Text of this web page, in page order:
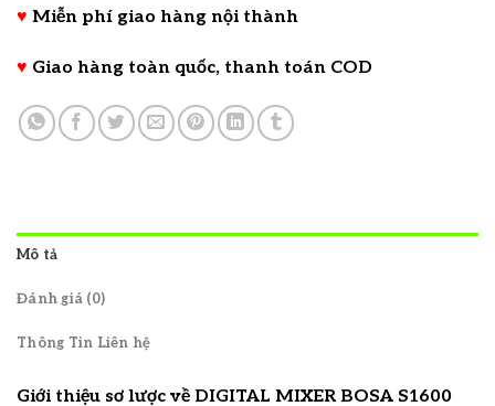
♥ Miễn phí giao hàng nội thành
♥ Giao hàng toàn quốc, thanh toán COD
Mô tả
Đánh giá (0)
Thông Tin Liên hệ
Giới thiệu sơ lược về DIGITAL MIXER BOSA S1600